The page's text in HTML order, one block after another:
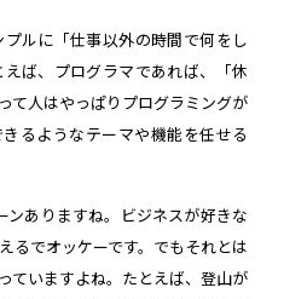
ルに「仕事以外の時間で何をし
ば、プログラマであれば、「休
て人はやっぱりプログラミングが
るようなテーマや機能を任せる
ンありますね。ビジネスが好きな
るでオッケーです。でもそれとは
ていますよね。たとえば、登山が